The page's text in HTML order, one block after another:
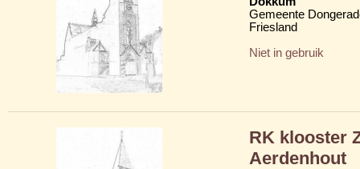
Gemeente
Friesland
Niet in gebruik
RK klooster
Aerdenhout